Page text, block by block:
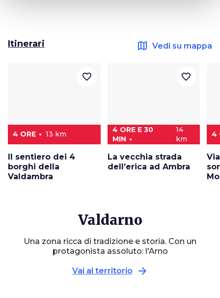
Itinerari map Vedi su mappa
4 ORE 13 km
Il sentiero dei 4
borghi della
Valdambra
favorite_border
4 ORE E 30
MIN
14
km
La vecchia strada
dell’erica ad Ambra
favorite_border
4
Valdarno
Una zona ricca di tradizione e storia. Con un
protagonista assoluto: l'Arno
Vai al territorio arrow_forward